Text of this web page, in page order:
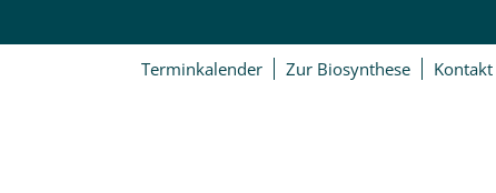
Terminkalender Zur Biosynthese Kontakt